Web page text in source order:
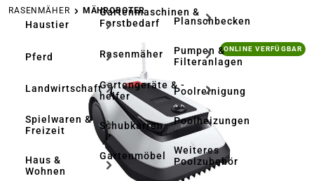
Haustier
Pferd
Landwirtschaft
Spielwaren &
Freizeit
Haus &
Wohnen
Gartenmaschinen &
Forstbedarf
Rasenmäher
Gartengeräte & -
helfer
Schubkarren
Gartenmöbel
Planschbecken
Pumpen &
Filteranlagen
Poolreinigung
Poolheizungen
Weiteres
Poolzubehör
RASENMÄHER MÄHROBOTER
Bildergalerie überspringen ONLINE VERFÜGBAR